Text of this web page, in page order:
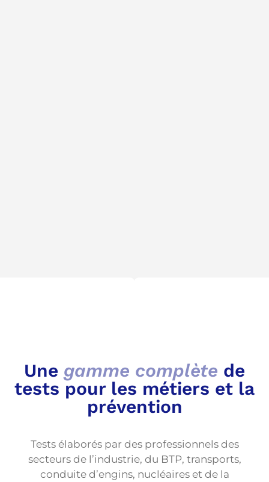
Une gamme complète de
tests pour les métiers et la
prévention
Tests élaborés par des professionnels des
secteurs de l’industrie, du BTP, transports,
conduite d’engins, nucléaires et de la